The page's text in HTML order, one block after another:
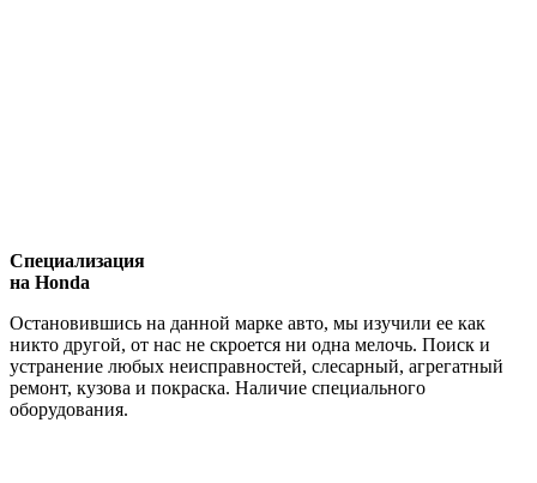
Специализация
на Honda
Остановившись на данной марке авто, мы изучили ее как
никто другой, от нас не скроется ни одна мелочь. Поиск и
устранение любых неисправностей, слесарный, агрегатный
ремонт, кузова и покраска. Наличие специального
оборудования.